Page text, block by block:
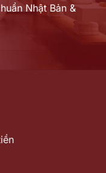
Nhật Bản &